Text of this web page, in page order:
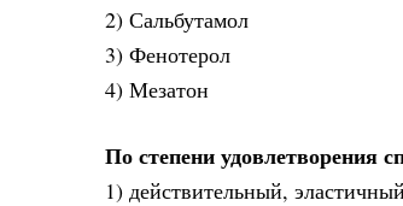
2) Сальбутамол
3) Фенотерол
4) Мезатон
По степени удовлетворения
1) действительный,